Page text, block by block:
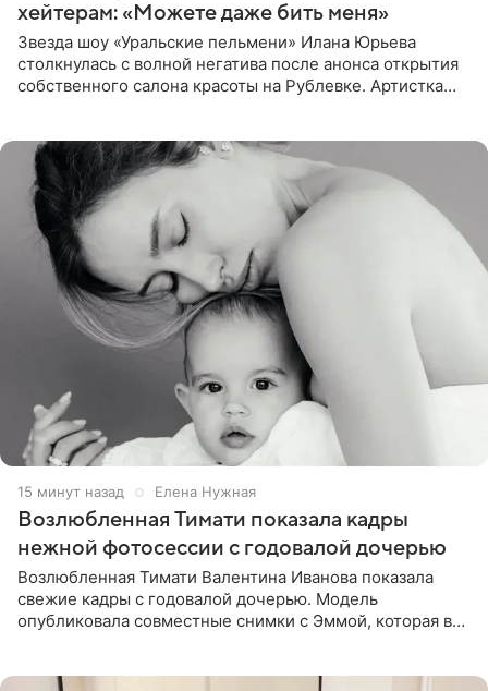
хейтерам: «Можете даже бить меня»
Звезда шоу «Уральские пельмени» Илана Юрьева
столкнулась с волной негатива после анонса открытия
собственного салона красоты на Рублевке. Артистка
15 минут назад Елена Нужная
Возлюбленная Тимати показала кадры
нежной фотосессии с годовалой дочерью
Возлюбленная Тимати Валентина Иванова показала
свежие кадры с годовалой дочерью. Модель
опубликовала совместные снимки с Эммой, которая в